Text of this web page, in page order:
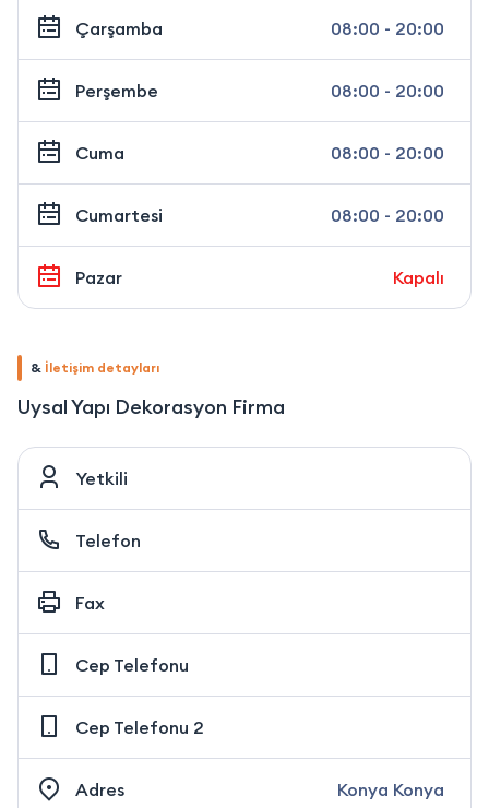
Çarşamba 08:00 - 20:00
Perşembe 08:00 - 20:00
Cuma 08:00 - 20:00
Cumartesi 08:00 - 20:00
Pazar Kapalı
& İletişim detayları
Uysal Yapı Dekorasyon Firma
Yetkili
Telefon
Fax
Cep Telefonu
Cep Telefonu 2
Adres Konya Konya